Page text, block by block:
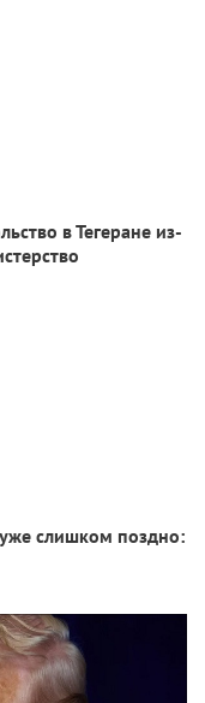
в Тегеране из-
слишком поздно: